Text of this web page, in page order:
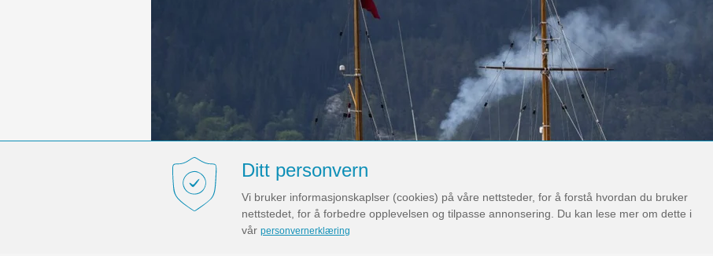
Ditt personvern
Vi bruker informasjonskaplser (cookies) på våre nettsteder, for å forstå hvordan du bruker
nettstedet, for å forbedre opplevelsen og tilpasse annonsering. Du kan lese mer om dette i
vår personvernerklæring